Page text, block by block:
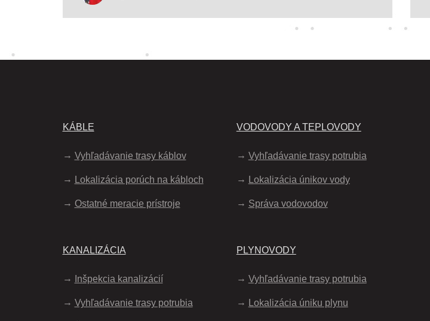
KÁBLE
Vyhľadávanie trasy káblov
Lokalizácia porúch na kábloch
Ostatné meracie prístroje
KANALIZÁCIA
Inšpekcia kanalizácií
Vyhľadávanie trasy potrubia
VODOVODY A TEPLOVODY
Vyhľadávanie trasy potrubia
Lokalizácia únikov vody
Správa vodovodov
PLYNOVODY
Vyhľadávanie trasy potrubia
Lokalizácia úniku plynu